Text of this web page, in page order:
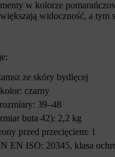
w kolorze
widoczność, a tym
ze skóry bydlęcej
czarny
39–48
buta 42): 2,2 kg
przed przecięciem: 1
EN ISO: 20345, klasa